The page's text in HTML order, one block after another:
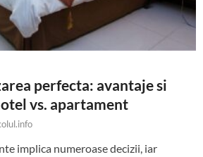
perfecta: avantaje si
vs. apartament
implica numeroase decizii, iar